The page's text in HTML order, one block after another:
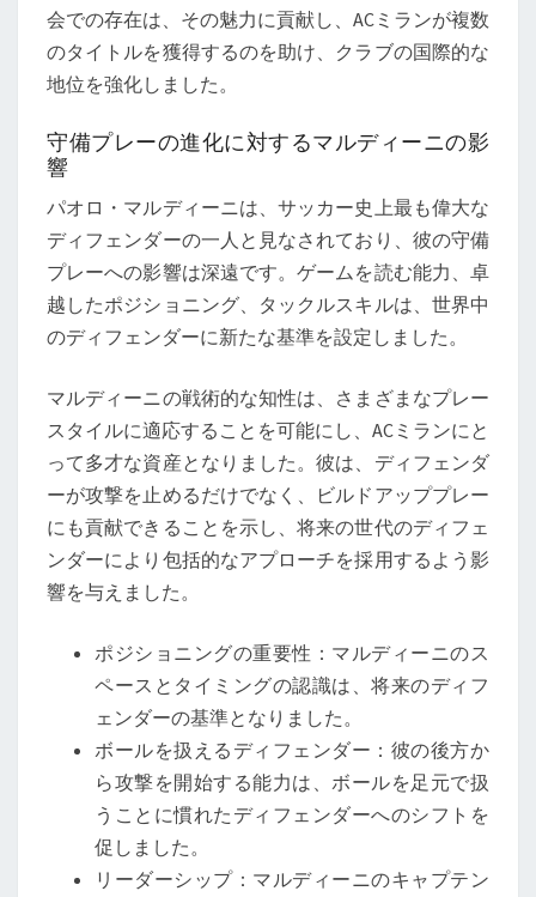
会での存在は、その魅力に貢献し、ACミランが複数
のタイトルを獲得するのを助け、クラブの国際的な
地位を強化しました。
守備プレーの進化に対するマルディーニの影
響
パオロ・マルディーニは、サッカー史上最も偉大な
ディフェンダーの一人と見なされており、彼の守備
プレーへの影響は深遠です。ゲームを読む能力、卓
越したポジショニング、タックルスキルは、世界中
のディフェンダーに新たな基準を設定しました。
マルディーニの戦術的な知性は、さまざまなプレー
スタイルに適応することを可能にし、ACミランにと
って多才な資産となりました。彼は、ディフェンダ
ーが攻撃を止めるだけでなく、ビルドアッププレー
にも貢献できることを示し、将来の世代のディフェ
ンダーにより包括的なアプローチを採用するよう影
響を与えました。
ポジショニングの重要性：マルディーニのス
ペースとタイミングの認識は、将来のディフ
ェンダーの基準となりました。
ボールを扱えるディフェンダー：彼の後方か
ら攻撃を開始する能力は、ボールを足元で扱
うことに慣れたディフェンダーへのシフトを
促しました。
リーダーシップ：マルディーニのキャプテン